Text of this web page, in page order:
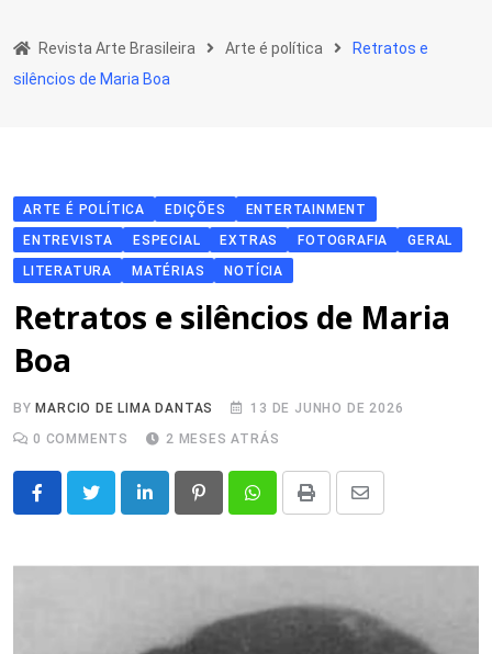
to
content
Revista Arte Brasileira Arte é política
Retratos e
silêncios de Maria Boa
ARTE É POLÍTICA EDIÇÕES
ENTERTAINMENT
ENTREVISTA
ESPECIAL EXTRAS FOTOGRAFIA
GERAL
LITERATURA
MATÉRIAS NOTÍCIA
Retratos e silêncios de Maria
Boa
BY MARCIO DE LIMA DANTAS
13 DE JUNHO DE 2026
0 COMMENTS 2 MESES ATRÁS
LinkedIn PinterestWhatsappPrint
Share
Email